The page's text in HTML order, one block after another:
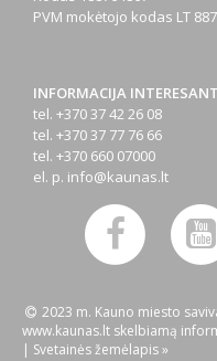
PVM mokėtojo kodas LT
INFORMACIJA
tel. +370 37 42 26 08
tel. +370 37 77 76 66
tel. +370 660 07000
el. p. info@kaunas.lt
2023 m. Kauno miesto
www.kaunas.lt skelbiamą
| Svetainės žemėlapis »